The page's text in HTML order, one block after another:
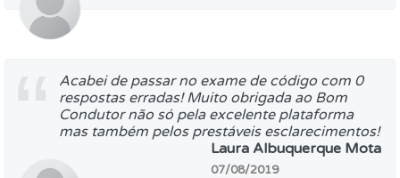
Acabei de passar no exame de código com 0
respostas erradas! Muito obrigada ao Bom
Condutor não só pela excelente plataforma
mas também pelos prestáveis esclarecimentos!
Laura Albuquerque Mota
07/08/2019